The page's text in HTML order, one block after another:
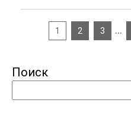
1 2 3 …
Поиск